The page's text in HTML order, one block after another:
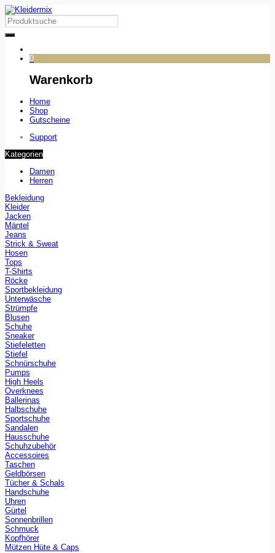
0
Warenkorb
Home
Shop
Gutscheine
Support
Kategorien
Damen
Herren
Bekleidung
Kleider
Jacken
Mäntel
Jeans
Strick & Sweat
Hosen
Tops
T-Shirts
Röcke
Sportbekleidung
Unterwäsche
Strümpfe
Blusen
Schuhe
Sneaker
Stiefeletten
Stiefel
Schnürschuhe
Pumps
High Heels
Overknees
Ballerinas
Halbschuhe
Sportschuhe
Sandalen
Hausschuhe
Schuhzubehör
Accessoires
Taschen
Geldbörsen
Tücher & Schals
Handschuhe
Uhren
Gürtel
Sonnenbrillen
Schmuck
Kopfhörer
Mützen Hüte & Caps